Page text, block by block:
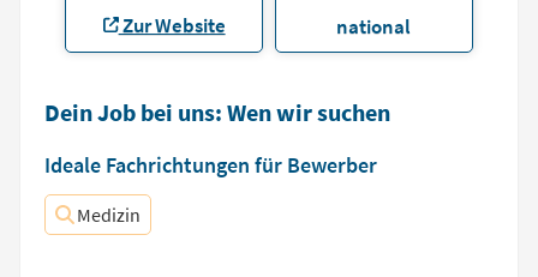
Zur Website national
Dein Job bei uns: Wen wir suchen
Ideale Fachrichtungen für Bewerber
Medizin